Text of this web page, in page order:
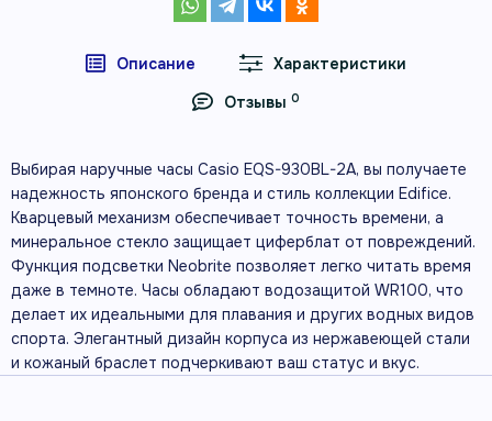
Описание
Характеристики
Отзывы 0
Выбирая наручные часы Casio EQS-930BL-2A, вы получаете
надежность японского бренда и стиль коллекции Edifice.
Кварцевый механизм обеспечивает точность времени, а
минеральное стекло защищает циферблат от повреждений.
Функция подсветки Neobrite позволяет легко читать время
даже в темноте. Часы обладают водозащитой WR100, что
делает их идеальными для плавания и других водных видов
спорта. Элегантный дизайн корпуса из нержавеющей стали
и кожаный браслет подчеркивают ваш статус и вкус.